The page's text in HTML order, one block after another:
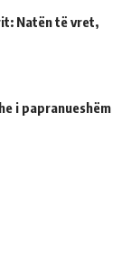
Natën të vret,
i papranueshëm